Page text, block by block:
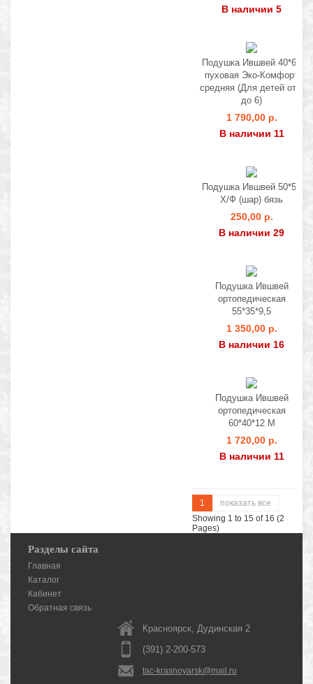
В наличии 5
Подушка Ившвей 40*60
пуховая Эко-Комфорт
средняя (Для детей от 2
до 6)
1 790,00 р.
В наличии 11
Подушка Ившвей 50*50
Х/Ф (шар) бязь
250,00 р.
В наличии 29
Подушка Ившвей
ортопедическая
55*35*9,5
1 350,00 р.
В наличии 16
Подушка Ившвей
ортопедическая
60*40*12 М
1 720,00 р.
В наличии 11
1
показать все
Showing 1 to 15 of 16 (2
Pages)
Разделы сайта
Главная
Каталог
Кабинет
Обратная связь
Красноярск, Дудинская 2
(391) 2-200-573
tac-krasnoyarsk@mail.ru